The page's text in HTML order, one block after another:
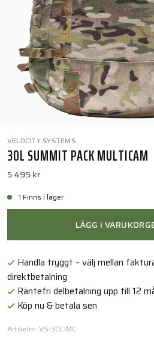
VELOCITY SYSTEMS
30L SUMMIT PACK MULTICAM
5 495 kr
1 Finns i lager
LÄGG I
Handla tryggt – välj mellan
direktbetalning
Räntefri delbetalning upp till 12
Köp nu & betala sen
Artikelnr: VS-30L-MC